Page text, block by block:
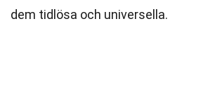
dem tidlösa och universella.